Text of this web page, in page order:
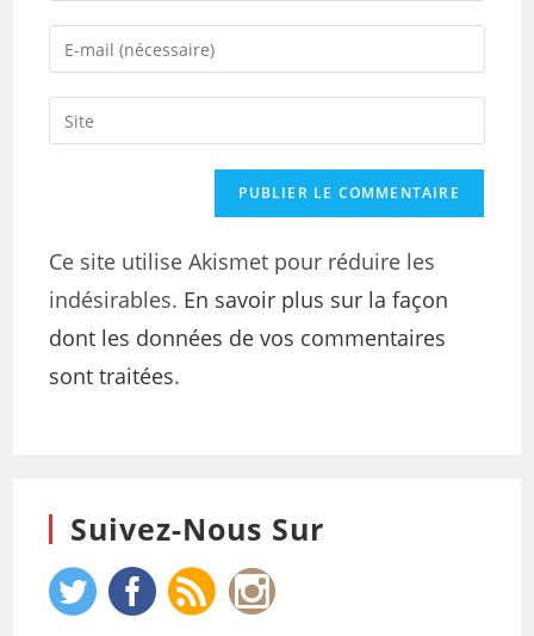
Ce site utilise Akismet pour réduire les
indésirables. En savoir plus sur la façon
dont les données de vos commentaires
sont traitées.
Suivez-Nous Sur